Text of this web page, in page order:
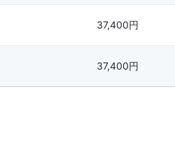
37,400円
37,400円